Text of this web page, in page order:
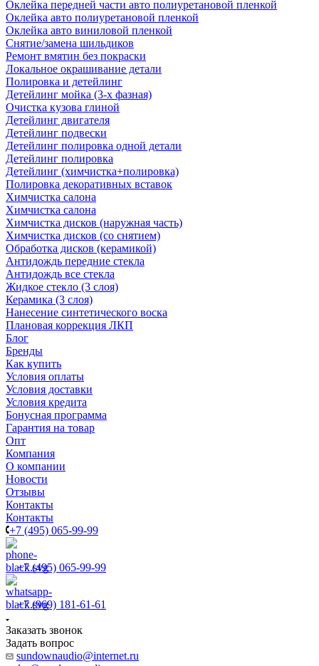
Оклейка передней части авто полиуретановой пленкой
Оклейка авто полиуретановой пленкой
Оклейка авто виниловой пленкой
Снятие/замена шильдиков
Ремонт вмятин без покраски
Локальное окрашивание детали
Полировка и детейлинг
Детейлинг мойка (3-х фазная)
Очистка кузова глиной
Детейлинг двигателя
Детейлинг подвески
Детейлинг полировка одной детали
Детейлинг полировка
Детейлинг (химчистка+полировка)
Полировка декоративных вставок
Химчистка салона
Химчистка салона
Химчистка дисков (наружная часть)
Химчистка дисков (со снятием)
Обработка дисков (керамикой)
Антидождь передние стекла
Антидождь все стекла
Жидкое стекло (3 слоя)
Керамика (3 слоя)
Нанесение синтетического воска
Плановая коррекция ЛКП
Блог
Бренды
Как купить
Условия оплаты
Условия доставки
Условия кредита
Бонусная программа
Гарантия на товар
Опт
Компания
О компании
Новости
Отзывы
Контакты
Контакты
+7 (495) 065-99-99
+7 (495) 065-99-99
+7 (969) 181-61-61
Заказать звонок
Задать вопрос
sundownaudio@internet.ru